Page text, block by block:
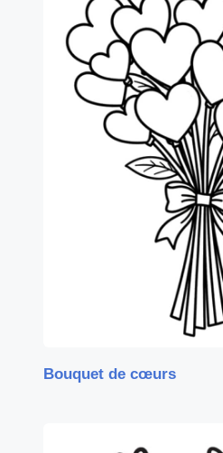
Bouquet de cœurs